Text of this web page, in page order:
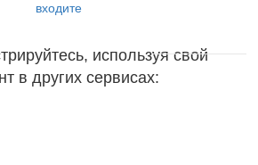
входите
используя свой
в других сервисах: